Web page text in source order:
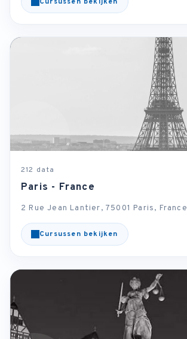
212 data
Paris - France
2 Rue Jean Lantier, 75001 Paris, France
Cursussen bekijken